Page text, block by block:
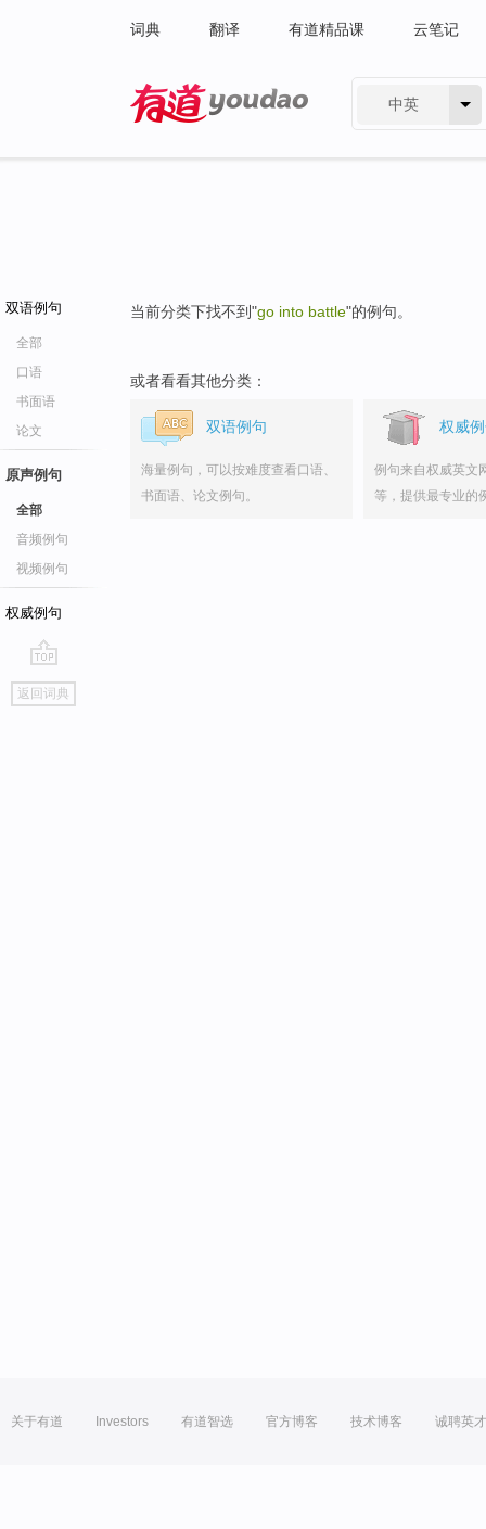
词典 翻译 有道精品课 云笔记
中英
双语例句
全部
口语
书面语
论文
原声例句
全部
音频例句
视频例句
权威例句
go
top
返回词典
当前分类下找不到"go into battle"的例句。
或者看看其他分类：
双语例句
海量例句，可以按难度查看口语、
书面语、论文例句。
权威
例句来自权威英文
等，提供最专业的
关于有道 Investors 有道智选 官方博客 技术博客 诚聘英才